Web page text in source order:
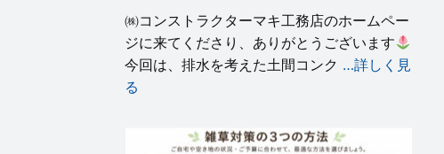
㈱コンストラクターマキ工務店のホームペー
ジに来てくださり、ありがとうございます
今回は、排水を考えた土間コンク …詳しく見
る